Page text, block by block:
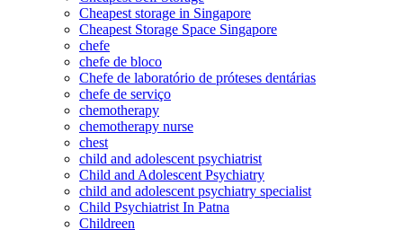
Cheapest storage in Singapore
Cheapest Storage Space Singapore
chefe
chefe de bloco
Chefe de laboratório de próteses dentárias
chefe de serviço
chemotherapy
chemotherapy nurse
chest
child and adolescent psychiatrist
Child and Adolescent Psychiatry
child and adolescent psychiatry specialist
Child Psychiatrist In Patna
Childreen